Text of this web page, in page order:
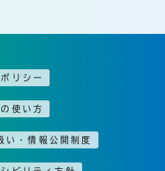
リシー
使い方
い・情報公開制度